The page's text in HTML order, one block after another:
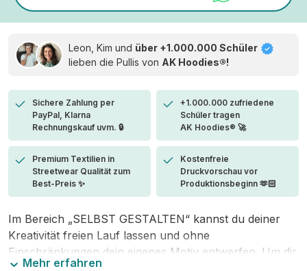
Leon, Kim und über +1.000.000 Schüler
lieben die Pullis von AK Hoodies®!
Sichere Zahlung per
PayPal, Klarna
Rechnungskauf uvm. 🔒
+1.000.000 zufriedene
Schüler tragen
AK Hoodies® 🚀
Premium Textilien in
Streetwear Qualität zum
Best-Preis ✨
Kostenfreie
Druckvorschau vor
Produktionsbeginn 🫶🏻
Im Bereich „SELBST GESTALTEN“ kannst du deiner
Kreativität freien Lauf lassen und ohne
Einschränkungen dein eigenes Motiv entwerfen. Um dir
Mehr erfahren